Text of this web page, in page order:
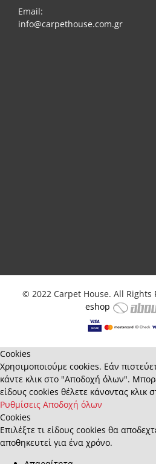
Email:
info@carpethouse.com.gr
© 2022 Carpet House. All Rights
eshop
Cookies
Χρησιμοποιούμε cookies. Εάν
κάντε κλικ στο "Αποδοχή όλων".
είδους cookies θέλετε κάνοντας κλικ
Ρυθμίσεις Αποδοχή όλων
Cookies
Επιλέξτε τι είδους cookies θα
αποθηκευτεί για ένα χρόνο.